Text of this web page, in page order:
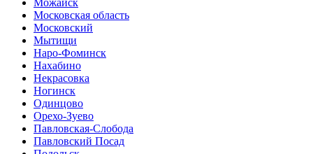
Московская область
Московский
Мытищи
Наро-Фоминск
Нахабино
Некрасовка
Ногинск
Одинцово
Орехо-Зуево
Павловская-Слобода
Павловский Посад